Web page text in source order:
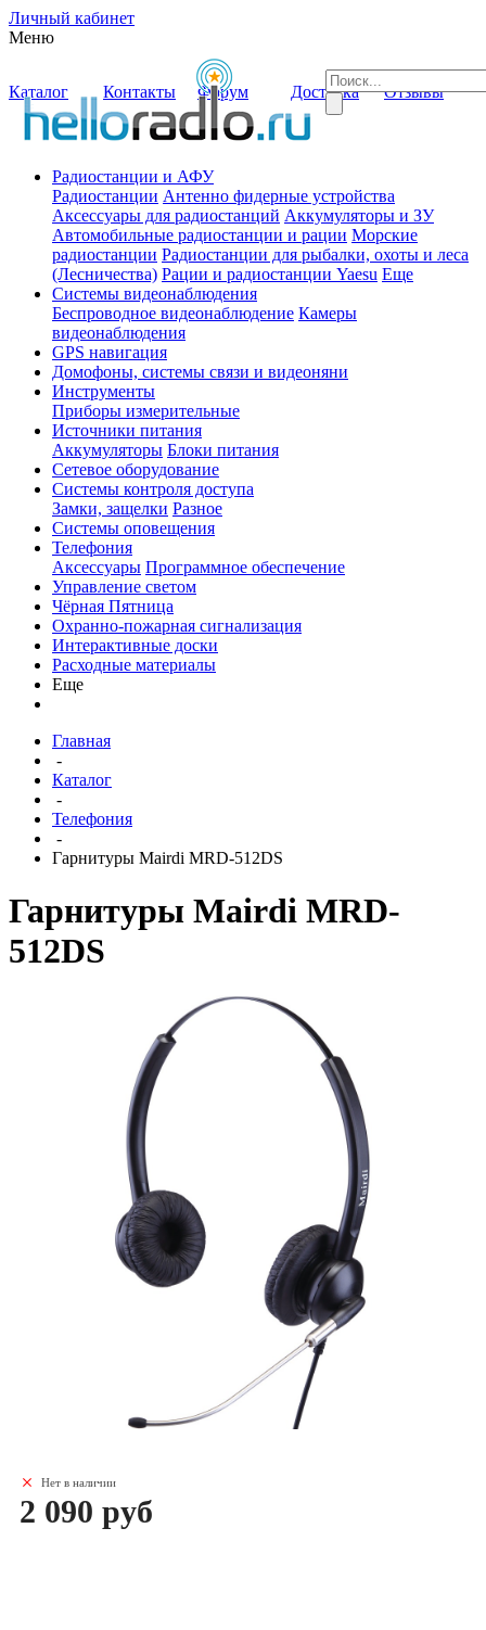
Личный кабинет
Меню
Каталог Контакты Форум Доставка Отзывы
Радиостанции и АФУ
Радиостанции Антенно фидерные устройства
Аксессуары для радиостанций Аккумуляторы и ЗУ
Автомобильные радиостанции и рации Морские
радиостанции Радиостанции для рыбалки, охоты и леса
(Лесничества) Рации и радиостанции Yaesu Еще
Системы видеонаблюдения
Беспроводное видеонаблюдение Камеры
видеонаблюдения
GPS навигация
Домофоны, системы связи и видеоняни
Инструменты
Приборы измерительные
Источники питания
Аккумуляторы Блоки питания
Сетевое оборудование
Системы контроля доступа
Замки, защелки Разное
Системы оповещения
Телефония
Аксессуары Программное обеспечение
Управление светом
Чёрная Пятница
Охранно-пожарная сигнализация
Интерактивные доски
Расходные материалы
Еще
Главная
-
Каталог
-
Телефония
-
Гарнитуры Mairdi MRD-512DS
Гарнитуры Mairdi MRD-
512DS
Нет в наличии
2 090 руб